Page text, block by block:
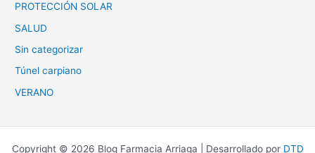
PROTECCIÓN SOLAR
SALUD
Sin categorizar
Túnel carpiano
VERANO
Copyright © 2026 Blog Farmacia Arriaga | Desarrollado por DTD